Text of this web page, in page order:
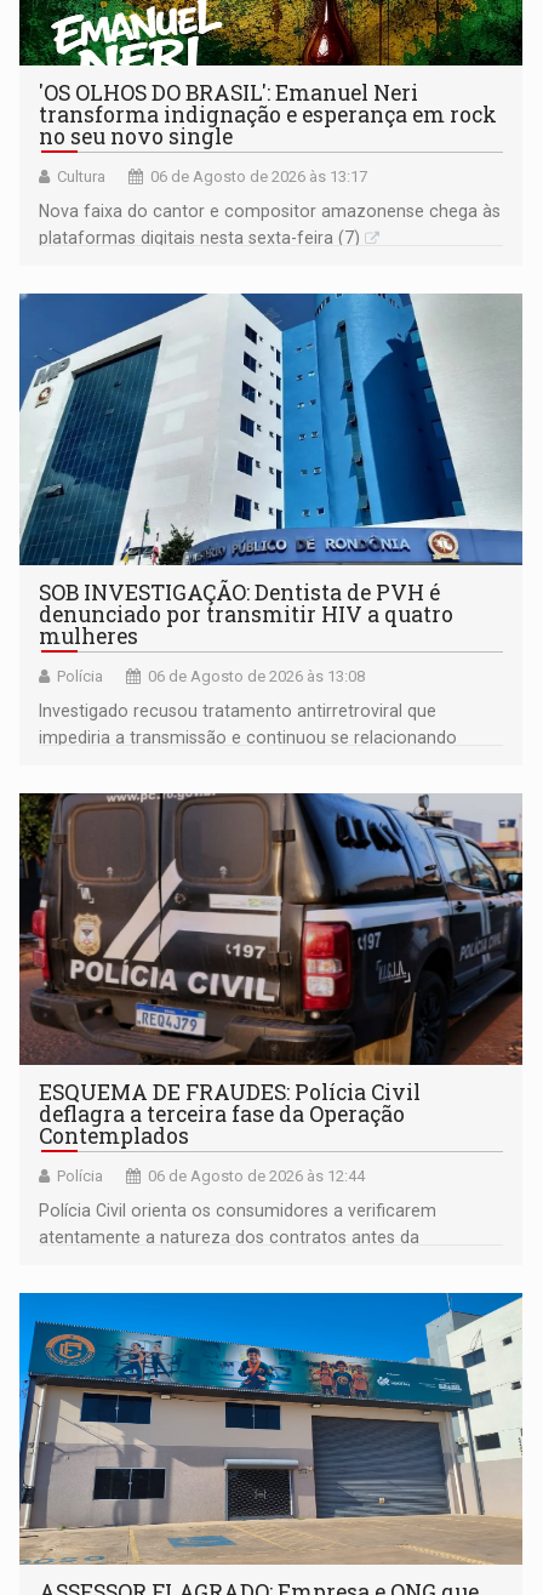
'OS OLHOS DO BRASIL': Emanuel Neri
transforma indignação e esperança em rock
no seu novo single
Cultura 06 de Agosto de 2026 às 13:17
Nova faixa do cantor e compositor amazonense chega às
plataformas digitais nesta sexta-feira (7)
SOB INVESTIGAÇÃO: Dentista de PVH é
denunciado por transmitir HIV a quatro
mulheres
Polícia 06 de Agosto de 2026 às 13:08
Investigado recusou tratamento antirretroviral que
impediria a transmissão e continuou se relacionando
ESQUEMA DE FRAUDES: Polícia Civil
deflagra a terceira fase da Operação
Contemplados
Polícia 06 de Agosto de 2026 às 12:44
Polícia Civil orienta os consumidores a verificarem
atentamente a natureza dos contratos antes da